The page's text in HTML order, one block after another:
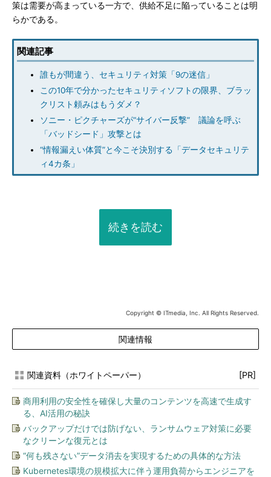
策は需要が高まっている一方で、供給不足に陥っていることは明
らかである。
関連記事
誰もが間違う、セキュリティ対策「9の迷信」
この10年で分かったセキュリティソフトの限界、ブラッ
クリスト頼みはもうダメ？
ソニー・ピクチャーズが“サイバー反撃” 議論を呼ぶ
「バッドシード」攻撃とは
“情報漏えい体質”と今こそ決別する「データセキュリテ
ィ4カ条」
続きを読む
Copyright © ITmedia, Inc. All Rights Reserved.
関連情報
関連資料（ホワイトペーパー） [PR]
商用利用の安全性を確保し大量のコンテンツを高速で生成す
る、AI活用の秘訣
バックアップだけでは防げない、ランサムウェア対策に必要
なクリーンな復元とは
“何も残さない”データ消去を実現するための具体的な方法
Kubernetes環境の規模拡大に伴う運用負荷からエンジニアを